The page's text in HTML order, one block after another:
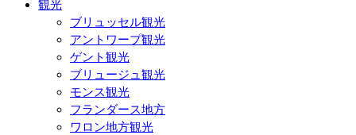
観光
ブリュッセル観光
アントワープ観光
ゲント観光
ブリュージュ観光
モンス観光
フランダース地方
ワロン地方観光